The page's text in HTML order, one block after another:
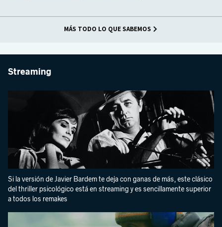
MÁS TODO LO QUE SABEMOS
Streaming
Si la versión de Javier Bardem te deja con ganas de más, este clásico
del thriller psicológico está en streaming y es sencillamente superior
a todos los remakes